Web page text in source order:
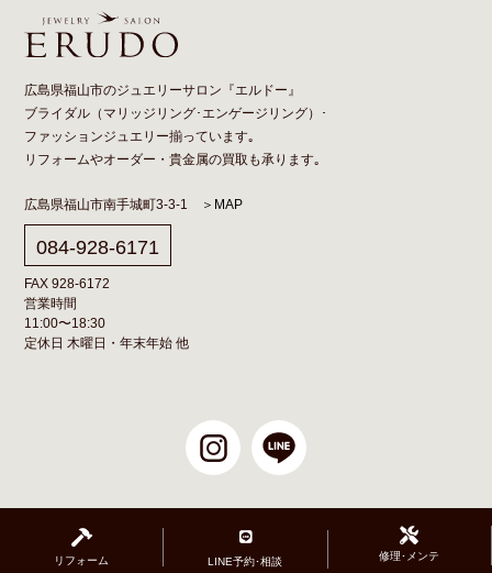
広島県福山市のジュエリーサロン『エルドー』
ブライダル（ マリッジリング･ エンゲージリング）･
ファッションジュエリー揃っています｡
リフォームやオーダー ・貴金属の買取も承ります｡
広島県福山市南手城町3-3-1 ＞MAP
084-928-6171
FAX 928-6172
営業時間
11:00〜18:30
定休日 木曜日・年末年始 他
リフォーム LINE予約･相談 修理･メンテ